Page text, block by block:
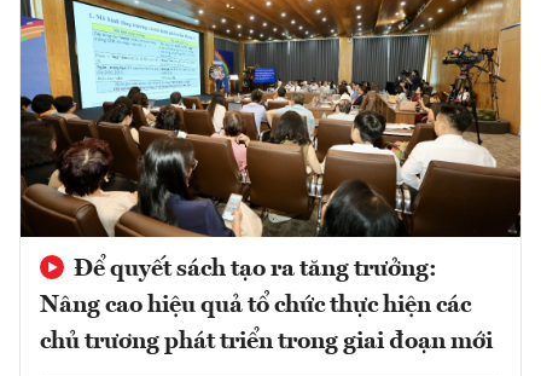
Để quyết sách tạo ra tăng trưởng:
Nâng cao hiệu quả tổ chức thực hiện các
chủ trương phát triển trong giai đoạn mới